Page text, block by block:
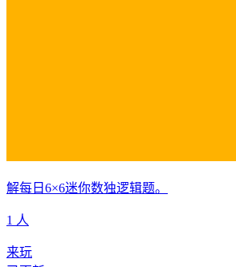
解每日6×6迷你数独逻辑题。
1 人
来玩